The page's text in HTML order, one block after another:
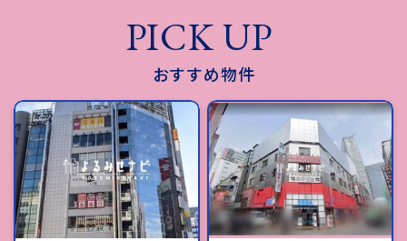
PICK UP
おすすめ物件